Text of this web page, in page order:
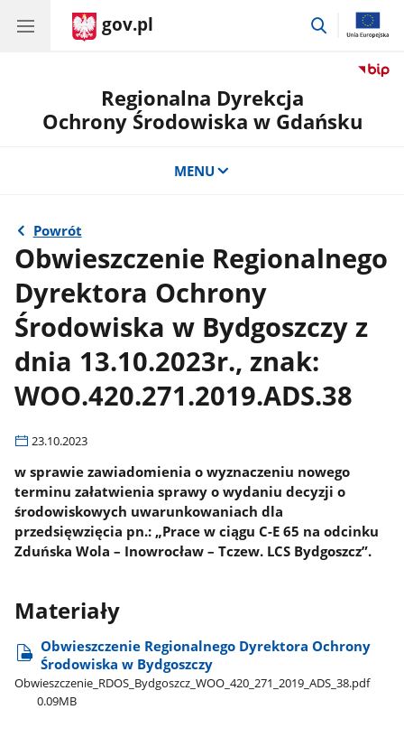
gov.pl
przejdź
Regionalna Dyrekcja
Ochrony Środowiska w Gdańsku
MENU
Powrót
Obwieszczenie Regionalnego
Dyrektora Ochrony
Środowiska w Bydgoszczy z
dnia 13.10.2023r., znak:
WOO.420.271.2019.ADS.38
23.10.2023
w sprawie zawiadomienia o wyznaczeniu nowego
terminu załatwienia sprawy o wydaniu decyzji o
środowiskowych uwarunkowaniach dla
przedsięwzięcia pn.: „Prace w ciągu C-E 65 na odcinku
Zduńska Wola – Inowrocław – Tczew. LCS Bydgoszcz”.
Materiały
Obwieszczenie Regionalnego Dyrektora Ochrony
Środowiska w Bydgoszczy
Obwieszczenie​_RDOS​_Bydgoszcz​_WOO​_420​_271​_2019​_ADS​_38.pdf
0.09MB